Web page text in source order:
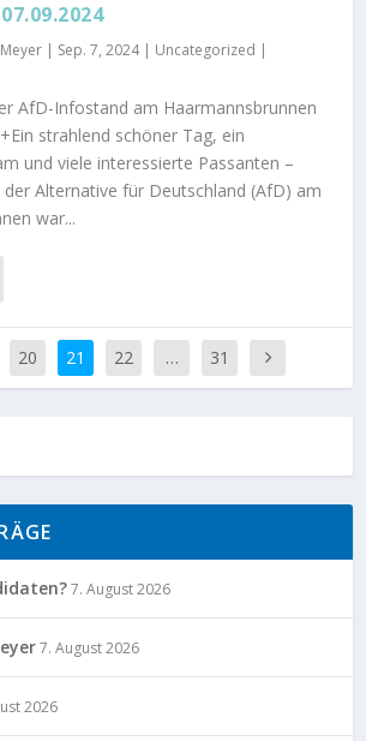
| Sep. 7, 2024| Uncategorized |
AfD-Infostand am Haarmannsbrunnen
strahlend schöner Tag, ein
und viele interessierte Passanten –
Alternative für Deutschland (AfD) am
war...
20 21 22 … 31
7. August 2026
7. August 2026
2026